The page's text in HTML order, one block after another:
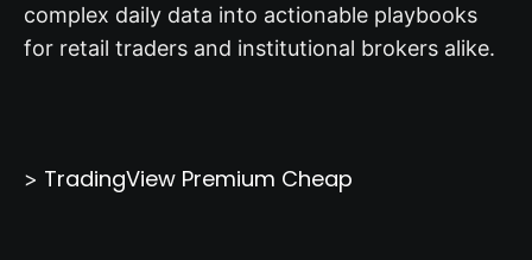
complex daily data into actionable playbooks
for retail traders and institutional brokers alike.
> TradingView Premium Cheap